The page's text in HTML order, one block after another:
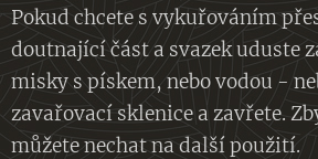
Pokud chcete s vykuřováním
doutnající část a svazek uduste
misky s pískem, nebo vodou -
zavařovací sklenice a zavřete.
můžete nechat na další použití.